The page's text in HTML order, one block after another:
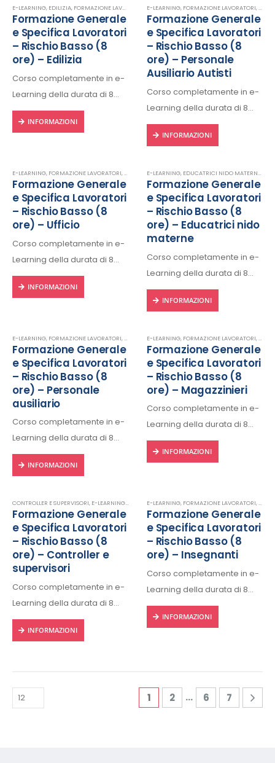
Rilascio regolare attestato a
fine corso con protocollo
univoco di riconscimento.
Rilascio regolare attestato a
fine corso con protocollo
univoco di riconscimento.
E-LEARNING, EDILIZIA, FORMAZIONE LAVORATORI ,SICUREZZA SUL LAVORO
Formazione Generale
e Specifica Lavoratori
– Rischio Basso (8
ore) – Edilizia
Corso completamente in e-
Learning della durata di 8
ore, fruibile 24/24h da ogni
dispositivo connesso a
fine corso con protocollo
univoco di riconscimento.
INFORMAZIONI
E-LEARNING, FORMAZIONE LAVORATORI,
Formazione Generale
e Specifica Lavoratori
– Rischio Basso (8
ore) – Personale
Ausiliario Autisti
Corso completamente in e-
Learning della durata di 8
ore, fruibile 24/24h da ogni
dispositivo connesso a
Rilascio regolare attestato a
fine corso con protocollo
univoco di riconscimento.
INFORMAZIONI
E-LEARNING, FORMAZIONE LAVORATORI,SICUREZZA SUL LAVORO,UFFICIO
Formazione Generale
e Specifica Lavoratori
– Rischio Basso (8
ore) – Ufficio
Corso completamente in e-
Learning della durata di 8
ore, fruibile 24/24h da ogni
dispositivo connesso a
fine corso con protocollo
univoco di riconscimento.
INFORMAZIONI
E-LEARNING, EDUCATRICI NIDO MATERNE
Formazione Generale
e Specifica Lavoratori
– Rischio Basso (8
ore) – Educatrici nido
materne
Corso completamente in e-
Learning della durata di 8
ore, fruibile 24/24h da ogni
dispositivo connesso a
Rilascio regolare attestato a
fine corso con protocollo
univoco di riconscimento.
INFORMAZIONI
E-LEARNING, FORMAZIONE LAVORATORI,PERSONALE AUSILIARIO,SICUREZZA SUL LAVORO
Formazione Generale
e Specifica Lavoratori
– Rischio Basso (8
ore) – Personale
ausiliario
Corso completamente in e-
Learning della durata di 8
ore, fruibile 24/24h da ogni
dispositivo connesso a
Rilascio regolare attestato a
fine corso con protocollo
univoco di riconscimento.
INFORMAZIONI
E-LEARNING, FORMAZIONE LAVORATORI,
Formazione Generale
e Specifica Lavoratori
– Rischio Basso (8
ore) – Magazzinieri
Corso completamente in e-
Learning della durata di 8
ore, fruibile 24/24h da ogni
dispositivo connesso a
fine corso con protocollo
univoco di riconscimento.
INFORMAZIONI
CONTROLLER E SUPERVISORI, E-LEARNING,FORMAZIONE LAVORATORI,SICUREZZA SUL LAVORO
Formazione Generale
e Specifica Lavoratori
– Rischio Basso (8
ore) – Controller e
supervisori
Corso completamente in e-
Learning della durata di 8
ore, fruibile 24/24h da ogni
dispositivo connesso a
univoco di riconscimento.
INFORMAZIONI
E-LEARNING, FORMAZIONE LAVORATORI,
Formazione Generale
e Specifica Lavoratori
– Rischio Basso (8
ore) – Insegnanti
Corso completamente in e-
Learning della durata di 8
ore, fruibile 24/24h da ogni
dispositivo connesso a
fine corso con protocollo
univoco di riconscimento.
INFORMAZIONI
1 2 … 6 7